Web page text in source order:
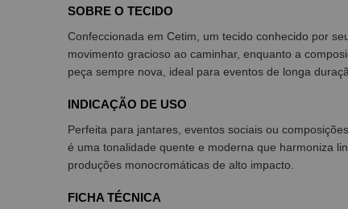
SOBRE O TECIDO
Confeccionada em Cetim, um tecido conhecido por
movimento gracioso ao caminhar, enquanto a
peça sempre nova, ideal para eventos de longa
INDICAÇÃO DE USO
Perfeita para jantares, eventos sociais ou
é uma tonalidade quente e moderna que harmoniza
produções monocromáticas de alto impacto.
FICHA TÉCNICA